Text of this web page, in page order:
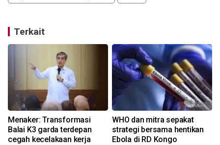
Terkait
Menaker: Transformasi
Balai K3 garda terdepan
cegah kecelakaan kerja
WHO dan mitra sepakat
strategi bersama hentikan
Ebola di RD Kongo